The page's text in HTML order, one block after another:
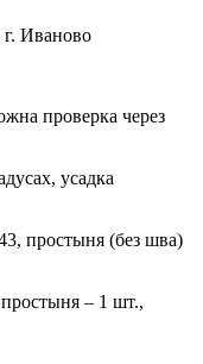
г. Иваново
проверка через
усадка
простыня (без шва)
– 1 шт.,